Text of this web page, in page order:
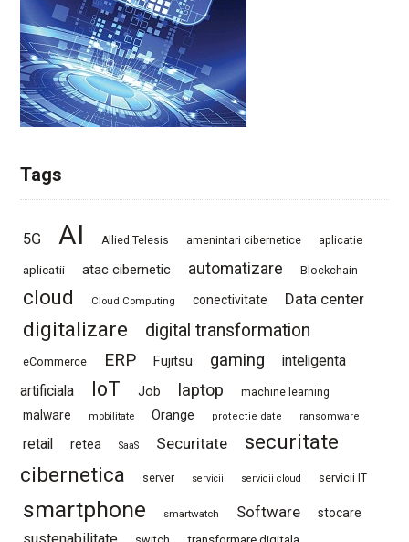
Tags
5G AI Allied Telesis amenintari cibernetice aplicatie
aplicatii atac cibernetic automatizare Blockchain
cloud Cloud Computing conectivitate Data center
digitalizare digital transformation
eCommerce ERP Fujitsu gaming
inteligenta
artificiala
IoT Job laptop machine learning
malware mobilitate Orange protectie date ransomware
retail retea SaaS Securitate
securitate
cibernetica
server servicii servicii cloud servicii IT
smartphone smartwatch Software stocare